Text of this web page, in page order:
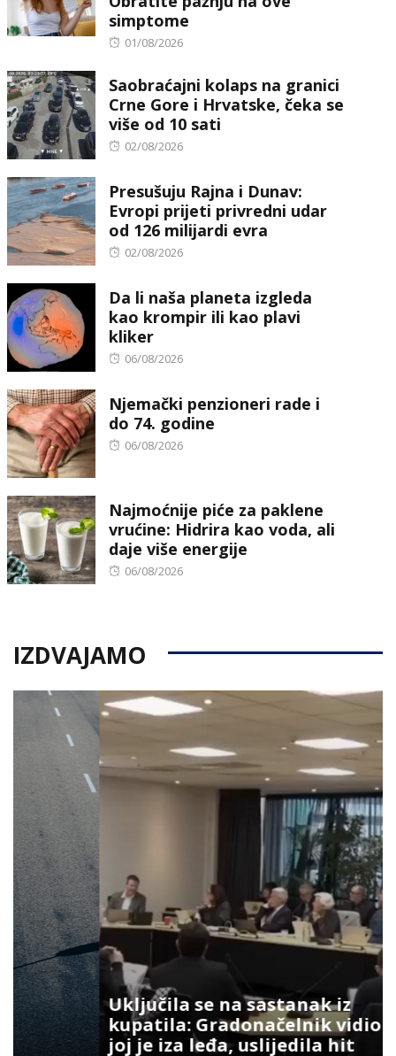
simptome
Posted
01/08/2026
Saobraćajni kolaps na granici
Crne Gore i Hrvatske, čeka se
više od 10 sati
Posted
02/08/2026
Presušuju Rajna i Dunav:
Evropi prijeti privredni udar
od 126 milijardi evra
Posted
02/08/2026
Da li naša planeta izgleda
kao krompir ili kao plavi
kliker
Posted
06/08/2026
Njemački penzioneri rade i
do 74. godine
Posted
06/08/2026
Najmoćnije piće za paklene
vrućine: Hidrira kao voda, ali
daje više energije
Posted
06/08/2026
IZDVAJAMO
Uključila se na sastanak iz
kupatila: Gradonačelnik vidio šta
joj je iza leđa, uslijedila hit